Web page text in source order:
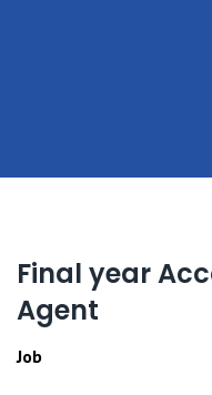
Final year
Agent
Job